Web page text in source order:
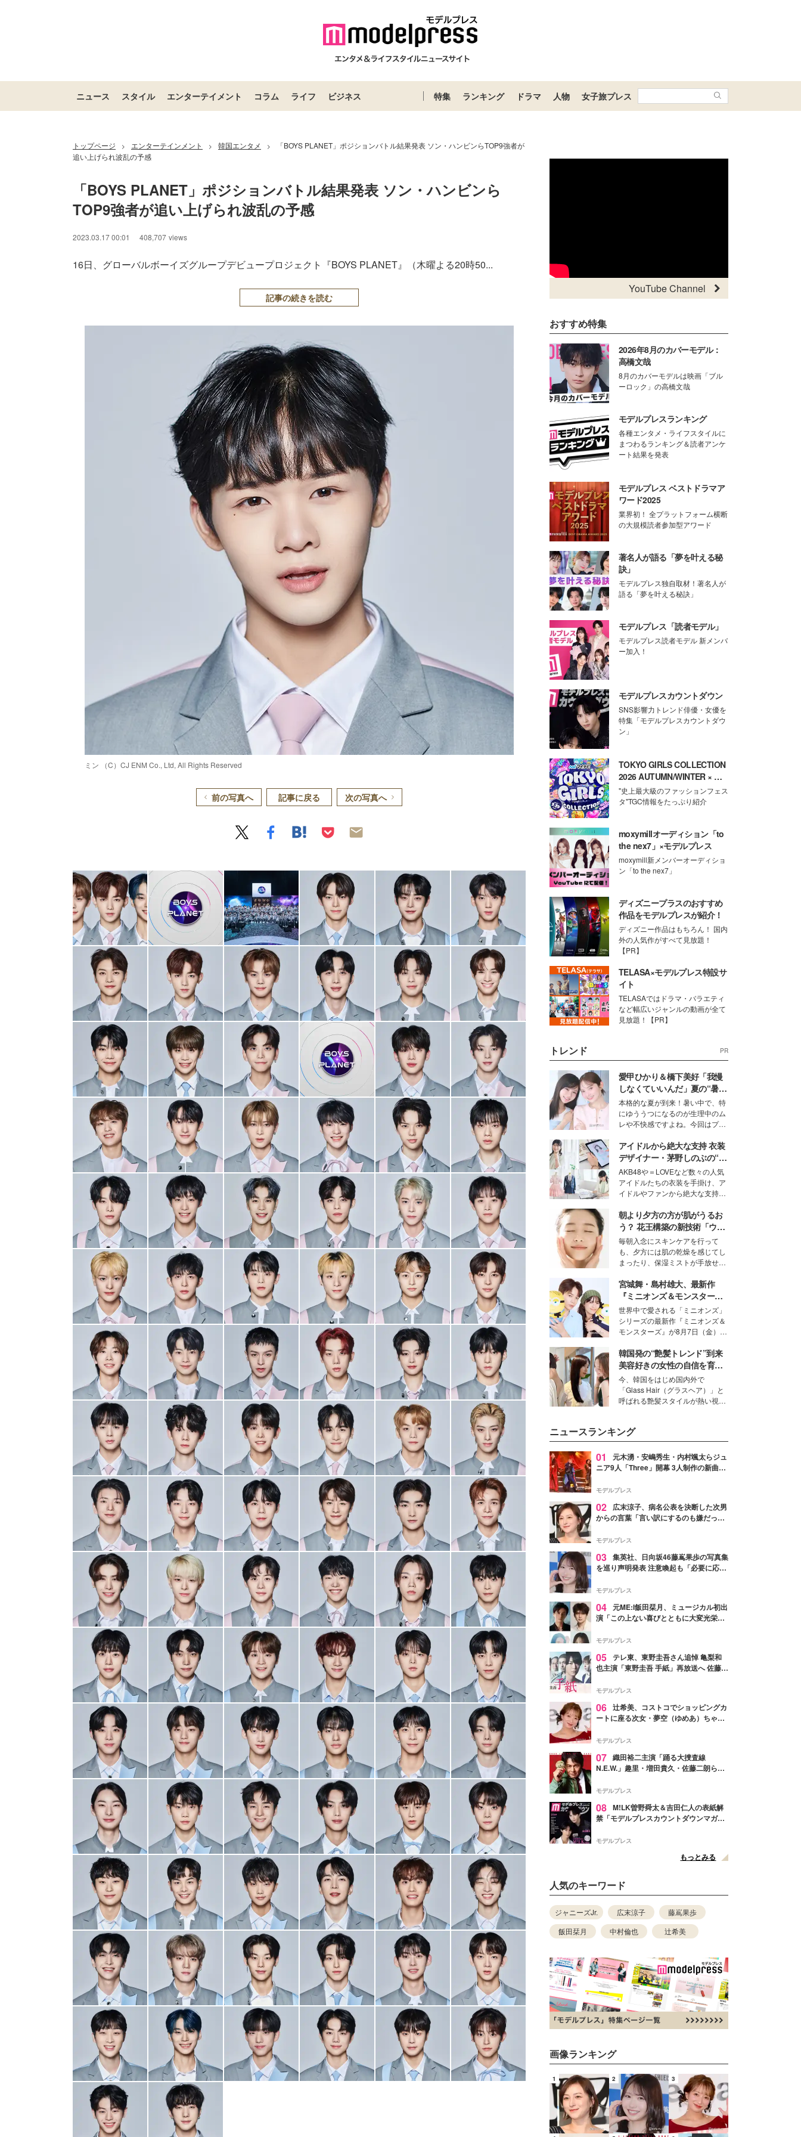
ニュース スタイル エンターテイメント コラム ライフ ビジネス 特集 ランキング ドラマ 人物 女子旅プレス
トップページ > エンターテインメント > 韓国エンタメ >
「BOYS PLANET」ポジションバトル結果発表 ソン・ハンビンらTOP9強者が
追い上げられ波乱の予感
「BOYS PLANET」ポジションバトル結果発表 ソン・ハンビンら
TOP9強者が追い上げられ波乱の予感
2023.03.17 00:01 408,707 views
16日、グローバルボーイズグループデビュープロジェクト『BOYS PLANET』（木曜よる20時50...
記事の続きを読む
ミン （C）CJ ENM Co., Ltd, All Rights Reserved
前の写真へ 記事に戻る 次の写真へ
YouTube Channel
おすすめ特集
2026年8月のカバーモデル：
高橋文哉
8月のカバーモデルは映画「ブル
ーロック」の高橋文哉
モデルプレスランキング
各種エンタメ・ライフスタイルに
まつわるランキング＆読者アンケ
ート結果を発表
モデルプレス ベストドラマア
ワード2025
業界初！ 全プラットフォーム横断
の大規模読者参加型アワード
著名人が語る「夢を叶える秘
訣」
モデルプレス独自取材！著名人が
語る「夢を叶える秘訣」
モデルプレス「読者モデル」
モデルプレス読者モデル 新メンバ
ー加入！
モデルプレスカウントダウン
SNS影響力トレンド俳優・女優を
特集「モデルプレスカウントダウ
ン」
TOKYO GIRLS COLLECTION
2026 AUTUMN/WINTER × モ
デルプレス
"史上最大級のファッションフェス
タ"TGC情報をたっぷり紹介
moxymillオーディション「to
the nex7」×モデルプレス
moxymill新メンバーオーディショ
ン「to the nex7」
ディズニープラスのおすすめ
作品をモデルプレスが紹介！
ディズニー作品はもちろん！ 国内
外の人気作がすべて見放題！
【PR】
TELASA×モデルプレス特設サ
イト
TELASAではドラマ・バラエティ
など幅広いジャンルの動画が全て
見放題！【PR】
トレンド PR
愛甲ひかり＆橋下美好「我慢
しなくていいんだ」夏の“暑さ
対策”の新しい選択肢とは？
本格的な夏が到来！暑い中で、特
にゆううつになるのが生理中のム
レや不快感ですよね。今回はプラ
モデル・愛甲ひかりさんと橋下美
好さんを迎えて本音で女子会トー
ク。猛暑のお出かけを快適に過ご
すヒントや、2人が感動した夏の
生理の新常識にも迫りました。
アイドルから絶大な支持 衣装
デザイナー・茅野しのぶの“可
愛い”を作る美学＜「シチズン
クロスシー」インタビュー＞
AKB48や＝LOVEなど数々の人気
アイドルたちの衣装を手掛け、ア
イドルやファンから絶大な支持を
取締役兼クリエイティブディレク
ター・茅野しのぶ。一人ひとりの
個性に寄り添い、魅力を引き出す
衣装作りは、多くの女性たちに勇
気と自信を与え続けている。
朝より夕方の方が肌がうるお
う？ 花王構築の新技術「ウォ
ーターキャプチャリングスキ
ン（捕水肌）」がスキンケア
の常識を変える予感
毎朝入念にスキンケアを行って
も、夕方には肌の乾燥を感じてし
まったり、保湿ミストが手放せな
な美容の常識を大きく変える可能
性を秘めた、革新的な「Water
Capturing Skin（ウォーターキャ
プチャリングスキン：捕水肌）」
技術を、花王が構築した。
宮城舞・島村雄大、最新作
『ミニオンズ＆モンスター
ズ』の魅力熱弁 ハチャメチャ
だけじゃない“友情と絆”に感
動
世界中で愛される「ミニオンズ」
シリーズの最新作『ミニオンズ＆
モンスターズ』が8月7日（金）に
ニオン好き”という共通点を持つモ
デルの宮城舞と島村雄大の特別対
談をお届け！それぞれの視点か
ら、今作ならではの魅力や予想外
の感動をもたらす奥深いストーリ
ーについて熱く語り合ってもらっ
韓国発の“艶髪トレンド”到来
美容好きの女性の自信を育む
「ヘアケア事情」って？
今、韓国をはじめ国内外で
「Glass Hair（グラスヘア）」と
呼ばれる艶髪スタイルが熱い視線
して、“髪そのものの美しさ”に改
めて注目する人が増えている様
子。今回は、そんな憧れの艶やか
な髪を日常で叶える、美容好きの
ます。
ニュースランキング
01
元木湧・安嶋秀生・内村颯太らジュ
ニア9人「Three」開幕 3人制作の新曲＆
進んで夢を掴みたい」【ゲネプロレポ】
モデルプレス
02
広末涼子、病名公表を決断した次男
からの言葉「言い訳にするのも嫌だっ
モデルプレス
03 集英社、日向坂46藤嶌果歩の写真集
を巡り声明発表 注意喚起も「必要に応じ
モデルプレス
04 元ME:I飯田栞月、ミュージカル初出
演「この上ない喜びとともに大変光栄」
ャスト発表
モデルプレス
05 テレ東、東野圭吾さん追悼 亀梨和
也主演「東野圭吾 手紙」再放送へ 佐藤隆
モデルプレス
06 辻希美、コストコでショッピングカ
ートに座る次女・夢空（ゆめあ）ちゃん
ぎ」「成長を感じる」の声
モデルプレス
07 織田裕二主演「踊る大捜査線
N.E.W.」趣里・増田貴久・佐藤二朗ら新
徴する“謎のキーワード”も
モデルプレス
08 M!LK曽野舜太＆吉田仁人の表紙解
禁「モデルプレスカウントダウンマガジ
モデルプレス
もっとみる
人気のキーワード
ジャニーズJr. 広末涼子
藤嶌果歩
飯田栞月
中村倫也 辻希美
画像ランキング
1 2 3